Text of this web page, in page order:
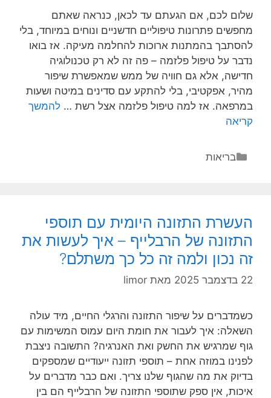
שלום לכם, אם הגעתם עד לכאן, כנראה שאתם
מחפשים פתרונות טיפוליים חדשניים ונוחים במיוחד, בלי
להסתבך בהמתנות ארוכות להחלמה מעיקה. אז בואו
נדבר על טיפול פלזמה – פה זה לא רק טכנולוגיה
חדישה, אלא גם חוויה של ממש שמאפשרת שיפור
מהיר, אפקטיבי, בלי להתקע עם סדינים במיטה ושעות
במרפאה. אז למה טיפול פלזמה אצל רשת … להמשך
קריאה
–
למה
כל
כדאי?
קטגוריות
בריאות
העשרת התזונה היומית עם תוספי
התזונה של הרבלייף – איך לעשות את
זה נכון ולמה זה כל כך משתלם?
22 בדצמבר 2025 מאת limor
כשמדברים על שיפור התזונה והרגלי החיים, מיד עולה
השאלה: איך לעבור את חומת היום עמוס המשימות עם
גוף שמרגיש את החשק ואת האנרגיה? התשובה ניצבת
לפנינו במוזה אחת – תוספי תזונה ייעודיים שמספקים
בדיוק את מה שהגוף שלנו צריך. ואם כבר מדברים על
איכות, אין ספק שתוספי התזונה של הרבלייף הם בין